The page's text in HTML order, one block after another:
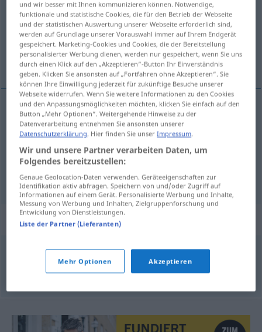
Übersicht aller Übersetzungen
(Für mehr Details die Übersetzung anklicken/antippen)
baking tin, cake tin, pastry mold
bakingtin Backform
caketin Backformfür Kuchen
(pastry) mo(u)ld Backform für Törtchen
Beispielsätze für "Backform"
die Backform mitMehl bestreuen
thecaketin
und wir besser mit Ihnen kommunizieren können. Notwendige,
funktionale und statistische Cookies, die für den Betrieb der Webseite
und der statistischen Auswertung unserer Webseite erforderlich sind,
werden auf Grundlage unserer Vorauswahl immer auf Ihrem Endgerät
gespeichert. Marketing-Cookies und Cookies, die der Bereitstellung
personalisierter Werbung dienen, werden nur gespeichert, wenn Sie uns
durch einen Klick auf den „Akzeptieren“-Button Ihr Einverständnis
geben. Klicken Sie ansonsten auf „Fortfahren ohne Akzeptieren“. Sie
können Ihre Einwilligung jederzeit für zukünftige Besuche unserer
Webseite widerrufen. Wenn Sie weitere Informationen zu den Cookies
und den Anpassungsmöglichkeiten möchten, klicken Sie einfach auf den
Button „Mehr Optionen“. Weitergehende Hinweise zu der
Datenverarbeitung entnehmen Sie ansonsten unserer
Datenschutzerklärung. Hier finden Sie unserImpressum.
Wir und unsere Partner verarbeiten Daten, um
Folgendes bereitzustellen:
Genaue Geolocation-Daten verwenden. Geräteeigenschaften zur
Identifikation aktiv abfragen. Speichern von und/oder Zugriff auf
Informationen auf einem Gerät. Personalisierte Werbung und Inhalte,
Messung von Werbung und Inhalten, Zielgruppenforschung und
Entwicklung von Dienstleistungen.
Liste der Partner (Lieferanten)
Mehr Optionen Akzeptieren